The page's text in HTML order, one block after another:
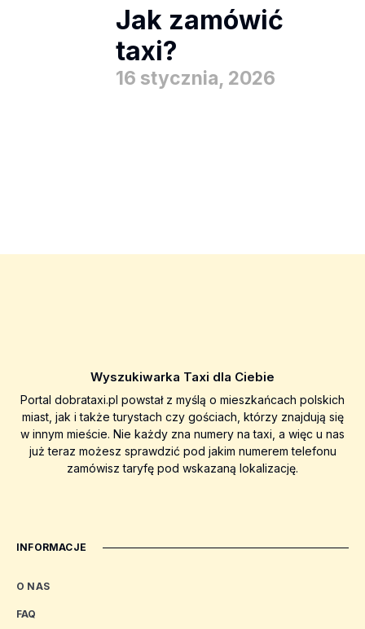
Jak zamówić
taxi?
16 stycznia, 2026
Wyszukiwarka Taxi dla Ciebie
Portal dobrataxi.pl powstał z myślą o mieszkańcach polskich
miast, jak i także turystach czy gościach, którzy znajdują się
w innym mieście. Nie każdy zna numery na taxi, a więc u nas
już teraz możesz sprawdzić pod jakim numerem telefonu
zamówisz taryfę pod wskazaną lokalizację.
INFORMACJE
O NAS
FAQ